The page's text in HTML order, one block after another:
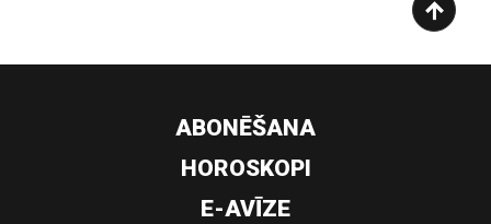
ABONĒŠANA
HOROSKOPI
E-AVĪZE